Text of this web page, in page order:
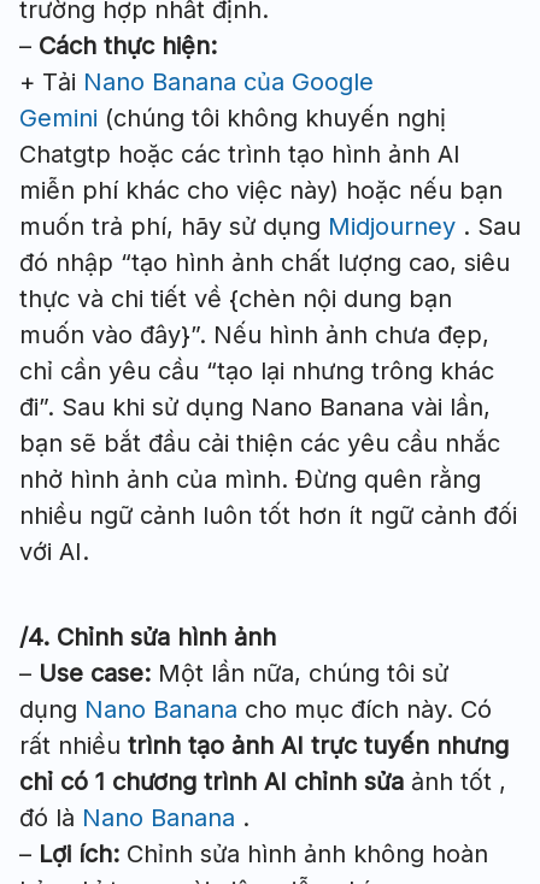
trường hợp nhất định.
– Cách thực hiện:
+ Tải Nano Banana của Google
Gemini (chúng tôi không khuyến nghị
Chatgtp hoặc các trình tạo hình ảnh AI
miễn phí khác cho việc này) hoặc nếu bạn
muốn trả phí, hãy sử dụng Midjourney . Sau
đó nhập “tạo hình ảnh chất lượng cao, siêu
thực và chi tiết về {chèn nội dung bạn
muốn vào đây}”. Nếu hình ảnh chưa đẹp,
chỉ cần yêu cầu “tạo lại nhưng trông khác
đi”. Sau khi sử dụng Nano Banana vài lần,
bạn sẽ bắt đầu cải thiện các yêu cầu nhắc
nhở hình ảnh của mình. Đừng quên rằng
nhiều ngữ cảnh luôn tốt hơn ít ngữ cảnh đối
với AI.
/4. Chỉnh sửa hình ảnh
– Use case: Một lần nữa, chúng tôi sử
dụng Nano Banana cho mục đích này. Có
rất nhiều trình tạo ảnh AI trực tuyến nhưng
chỉ có 1 chương trình AI chỉnh sửa ảnh tốt ,
đó là Nano Banana .
– Lợi ích: Chỉnh sửa hình ảnh không hoàn